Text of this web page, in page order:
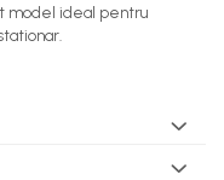
model ideal pentru